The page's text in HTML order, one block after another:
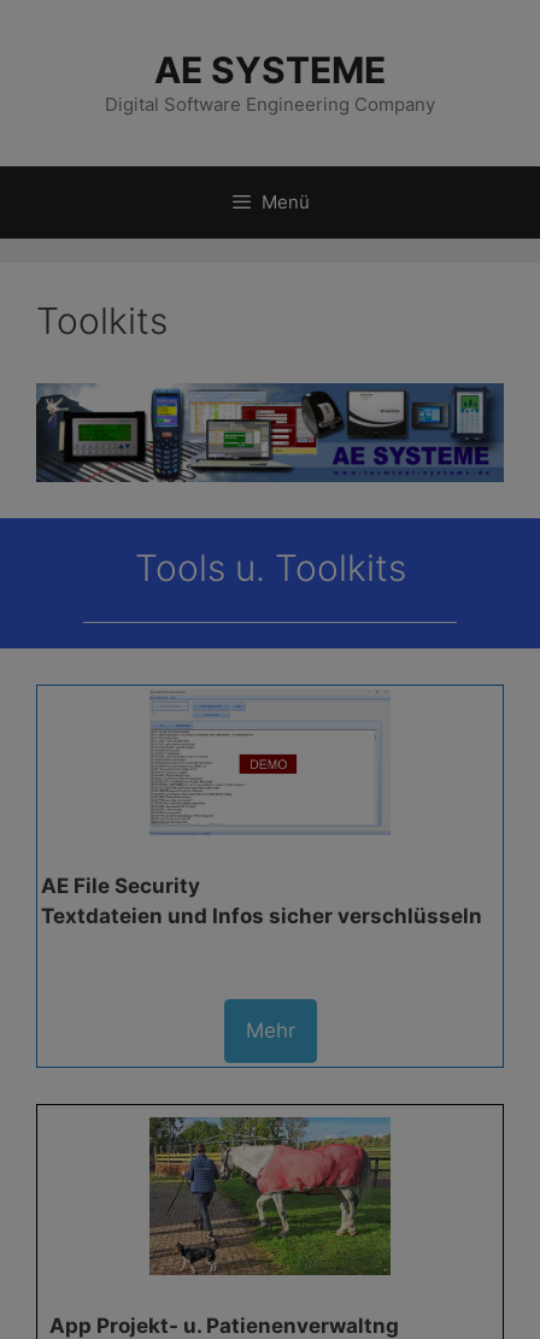
AE SYSTEME
Digital Software Engineering Company
Menü
Toolkits
Tools u. Toolkits
AE File Security
Textdateien und Infos sicher verschlüsseln
Mehr
App Projekt- u. Patienenverwaltng